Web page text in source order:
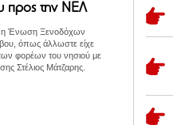
προς την ΝΕΛ
η Ένωση Ξενοδόχων
όπως άλλωστε είχε
των φορέων του νησιού με
Στέλιος Μάτζαρης.